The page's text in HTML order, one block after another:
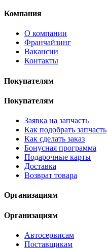
Компания
О компании
Франчайзинг
Вакансии
Контакты
Покупателям
Покупателям
Заявка на запчасть
Как подобрать запчасть
Как сделать заказ
Бонусная программа
Подарочные карты
Доставка
Возврат товара
Организациям
Организациям
Автосервисам
Поставщикам